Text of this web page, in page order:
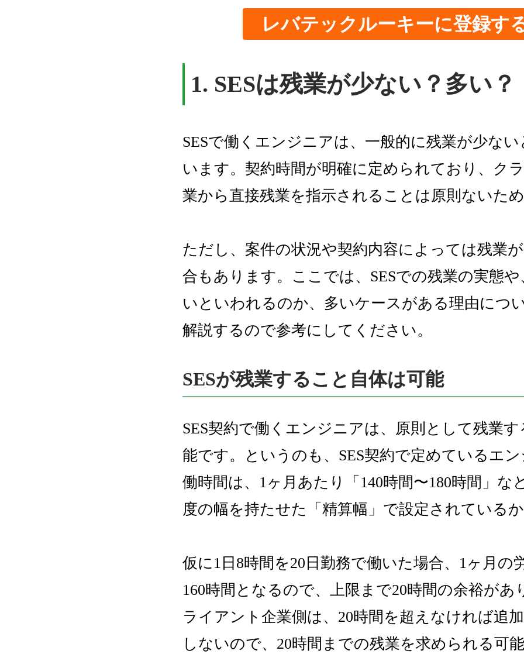
レバテックルーキーに登録す
1. SESは残業が少ない？多い？
SESで働くエンジニアは、一般的に残業が少な
います。契約時間が明確に定められており、ク
業から直接残業を指示されることは原則ないた
ただし、案件の状況や契約内容によっては残業
合もあります。ここでは、SESでの残業の実態
いといわれるのか、多いケースがある理由につ
解説するので参考にしてください。
SESが残業すること自体は可能
SES契約で働くエンジニアは、原則として残業
能です。というのも、SES契約で定めているエ
働時間は、1ヶ月あたり「140時間〜180時間」な
度の幅を持たせた「精算幅」で設定されている
仮に1日8時間を20日勤務で働いた場合、1ヶ月の
160時間となるので、上限まで20時間の余裕があ
ライアント企業側は、20時間を超えなければ追
しないので、20時間までの残業を求められる可